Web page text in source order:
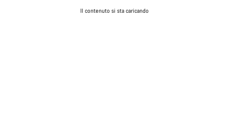
Il contenuto si sta caricando